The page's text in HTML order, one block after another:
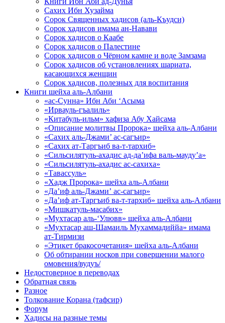
Сахих Ибн Хузайма
Сорок Священных хадисов (аль-Къудси)
Сорок хадисов имама ан-Навави
Сорок хадисов о Каабе
Сорок хадисов о Палестине
Сорок хадисов о Чёрном камне и воде Замзама
Сорок хадисов об установлениях шариата,
касающихся женщин
Сорок хадисов, полезных для воспитания
Книги шейха аль-Албани
«ас-Сунна» Ибн Аби ‘Асыма
«Ирвауль-гъалиль»
«Китабуль-ильм» хафиза Абу Хайсама
«Описание молитвы Пророка» шейха аль-Албани
«Сахих аль-Джами’ ас-сагъир»
«Сахих ат-Таргъиб ва-т-тархиб»
«Сильсилятуль-ахадис ад-да’ифа валь-мауду’а»
«Сильсилятуль-ахадис ас-сахиха»
«Тавассуль»
«Хадж Пророка» шейха аль-Албани
«Да’иф аль-Джами’ ас-сагъир»
«Да’иф ат-Таргъиб ва-т-тархиб» шейха аль-Албани
«Мишкатуль-масабих»
«Мухтасар аль-‘Улювв» шейха аль-Албани
«Мухтасар аш-Шамаиль Мухаммадиййа» имама
ат-Тирмизи
«Этикет бракосочетания» шейха аль-Албани
Об обтирании носков при совершении малого
омовения/вудуъ/
Недостоверное в переводах
Обратная связь
Разное
Толкование Корана (тафсир)
Форум
Хадисы на разные темы